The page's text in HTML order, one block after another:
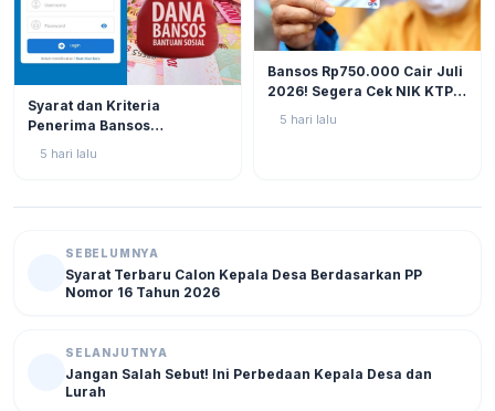
Syarat dan Kriteria
Penerima Bansos
Rp750.000 Juli 2026, Cek
5 hari lalu
Bansos Rp750.000 Cair Juli
2026! Segera Cek NIK KTP
di Situs Resmi Kemensos
5 hari lalu
SEBELUMNYA
Syarat Terbaru Calon Kepala Desa Berdasarkan PP
Nomor 16 Tahun 2026
SELANJUTNYA
Jangan Salah Sebut! Ini Perbedaan Kepala Desa dan
Lurah